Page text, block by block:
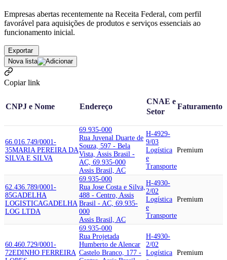
Empresas abertas recentemente na Receita Federal, com perfil
favorável para aquisições de produtos e serviços essenciais ao
funcionamento inicial.
Exportar
Nova lista
Copiar link
CNPJ e Nome Endereço
CNAE e
Setor
Faturamento
66.016.749/0001-
35MARIA PEREIRA DA
SILVA E SILVA
69.935-000
Rua Juvenal Duarte de
Souza, 597 - Bela
Vista, Assis Brasil -
AC, 69.935-000
Assis Brasil, AC
H-4929-
9/03
Logística
e
Transporte
Premium
62.436.789/0001-
85GADELHA
LOGISTICAGADELHA
LOG LTDA
69.935-000
Rua Jose Costa e Silva,
488 - Centro, Assis
Brasil - AC, 69.935-
000
Assis Brasil, AC
H-4930-
2/02
Logística
e
Transporte
Premium
60.460.729/0001-
72EDINHO FERREIRA
69.935-000
Rua Projetada
Humberto de Alencar
Castelo Branco, 177 -
H-4930-
2/02
Logística Premium